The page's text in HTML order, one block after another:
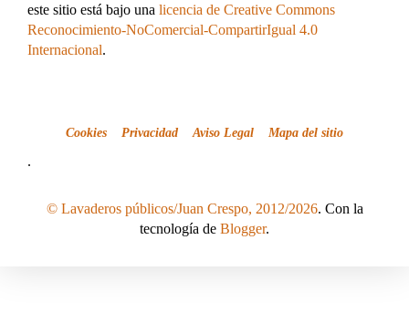
este sitio está bajo una licencia de Creative Commons
Reconocimiento-NoComercial-CompartirIgual 4.0
Internacional.
Cookies Privacidad Aviso Legal Mapa del sitio
.
© Lavaderos públicos/Juan Crespo, 2012/2026. Con la
tecnología de Blogger.